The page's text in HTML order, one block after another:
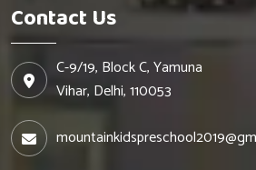
Contact Us
C-9/19, Block C, Yamuna
Vihar, Delhi, 110053